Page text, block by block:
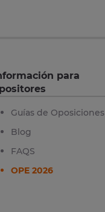
para
Guías de Oposiciones
Blog
FAQS
OPE 2026